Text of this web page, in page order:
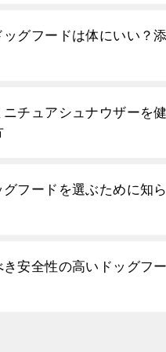
グフードは体にいい？
ニチュアシュナウザーを
フードを選ぶために知
安全性の高いドッグフ